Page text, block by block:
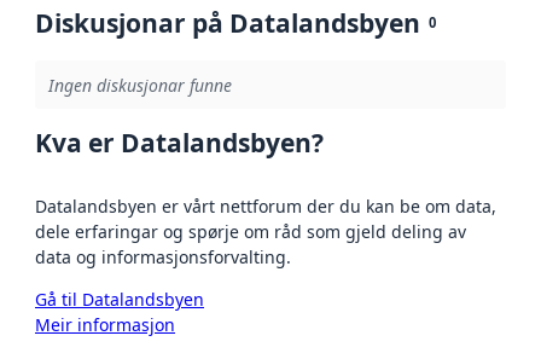
Diskusjonar på Datalandsbyen 0
Ingen diskusjonar funne
Kva er Datalandsbyen?
Datalandsbyen er vårt nettforum der du kan be om data,
dele erfaringar og spørje om råd som gjeld deling av
data og informasjonsforvalting.
Gå til Datalandsbyen
Meir informasjon